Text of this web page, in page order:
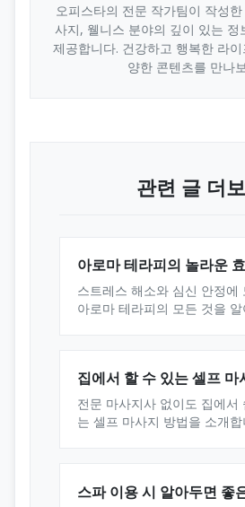
오피스타의 전문 작가팀이 작성
사지, 웰니스 분야의 깊이 있는 정
제공합니다. 건강하고 행복한 라
양한 콘텐츠를 만나
관련 글 더
아로마 테라피의 놀라운
스트레스 해소와 심신 안정에
아로마 테라피의 모든 것을 알
집에서 할 수 있는 셀프 마
전문 마사지사 없이도 집에서
는 셀프 마사지 방법을 소개합
스파 이용 시 알아두면 좋